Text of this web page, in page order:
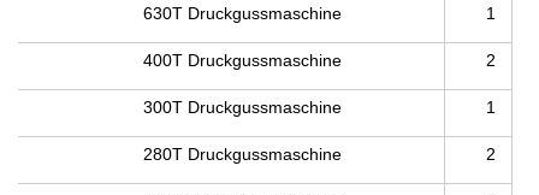
630T Druckgussmaschine 1
400T Druckgussmaschine 2
300T Druckgussmaschine 1
280T Druckgussmaschine 2